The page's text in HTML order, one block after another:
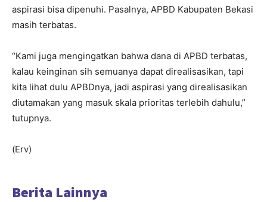
aspirasi bisa dipenuhi. Pasalnya, APBD Kabupaten Bekasi
masih terbatas.
“Kami juga mengingatkan bahwa dana di APBD terbatas,
kalau keinginan sih semuanya dapat direalisasikan, tapi
kita lihat dulu APBDnya, jadi aspirasi yang direalisasikan
diutamakan yang masuk skala prioritas terlebih dahulu,”
tutupnya.
(Erv)
Berita Lainnya